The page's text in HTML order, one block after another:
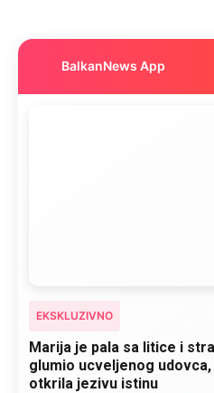
BalkanNews App
EKSKLUZIVNO
Marija je pala sa litice i
glumio ucveljenog
otkrila jezivu istinu